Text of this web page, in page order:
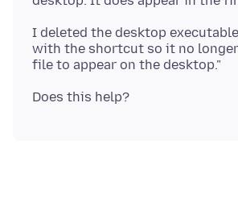
I deleted the desktop
with the shortcut so it no